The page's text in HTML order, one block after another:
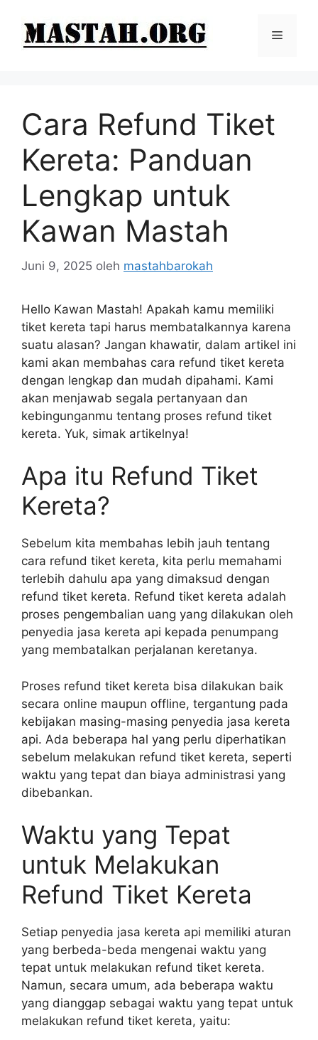
Menu
Cara Refund Tiket
Kereta: Panduan
Lengkap untuk
Kawan Mastah
Juni 9, 2025 oleh mastahbarokah
Hello Kawan Mastah! Apakah kamu memiliki
tiket kereta tapi harus membatalkannya karena
suatu alasan? Jangan khawatir, dalam artikel ini
kami akan membahas cara refund tiket kereta
dengan lengkap dan mudah dipahami. Kami
akan menjawab segala pertanyaan dan
kebingunganmu tentang proses refund tiket
kereta. Yuk, simak artikelnya!
Apa itu Refund Tiket
Kereta?
Sebelum kita membahas lebih jauh tentang
cara refund tiket kereta, kita perlu memahami
terlebih dahulu apa yang dimaksud dengan
refund tiket kereta. Refund tiket kereta adalah
proses pengembalian uang yang dilakukan oleh
penyedia jasa kereta api kepada penumpang
yang membatalkan perjalanan keretanya.
Proses refund tiket kereta bisa dilakukan baik
secara online maupun offline, tergantung pada
kebijakan masing-masing penyedia jasa kereta
api. Ada beberapa hal yang perlu diperhatikan
sebelum melakukan refund tiket kereta, seperti
waktu yang tepat dan biaya administrasi yang
dibebankan.
Waktu yang Tepat
untuk Melakukan
Refund Tiket Kereta
Setiap penyedia jasa kereta api memiliki aturan
yang berbeda-beda mengenai waktu yang
tepat untuk melakukan refund tiket kereta.
Namun, secara umum, ada beberapa waktu
yang dianggap sebagai waktu yang tepat untuk
melakukan refund tiket kereta, yaitu: